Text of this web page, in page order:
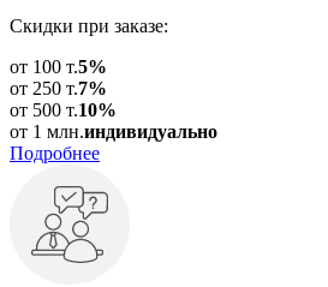
Скидки при заказе:
от 100 т.5%
от 250 т.7%
от 500 т.10%
от 1 млн.индивидуально
Подробнее